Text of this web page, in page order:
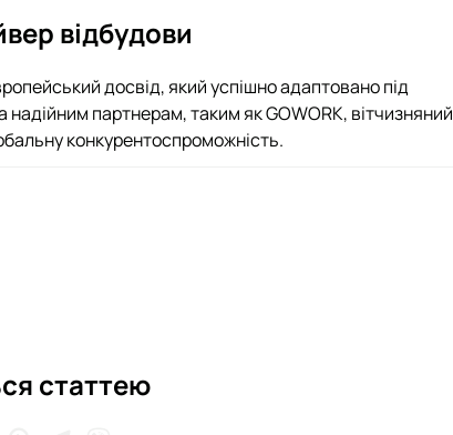
відбудови
досвід, який успішно адаптовано під
надійним партнерам, таким як GOWORK, вітчизняний
конкурентоспроможність.
статтею